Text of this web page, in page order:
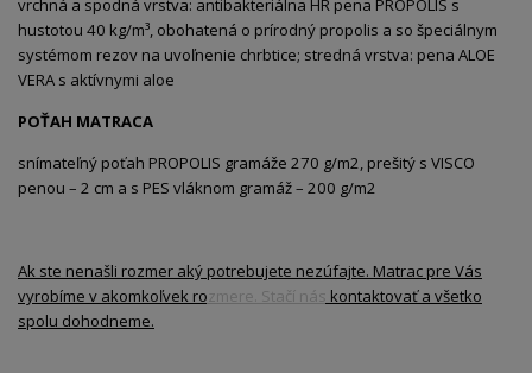
vrchná a spodná vrstva: antibakteriálna HR pena PROPOLIS s
hustotou 40 kg/m³, obohatená o prírodný propolis a so špeciálnym
systémom rezov na uvoľnenie chrbtice; stredná vrstva: pena ALOE
VERA s aktívnymi aloe
POŤAH MATRACA
snímateľný poťah PROPOLIS gramáže 270 g/m2, prešitý s VISCO
penou – 2 cm a s PES vláknom gramáž – 200 g/m2
Ak ste nenašli rozmer aký potrebujete nezúfajte. Matrac pre Vás
vyrobíme v akomkoľvek rozmere. Stačí nás kontaktovať a všetko
spolu dohodneme.